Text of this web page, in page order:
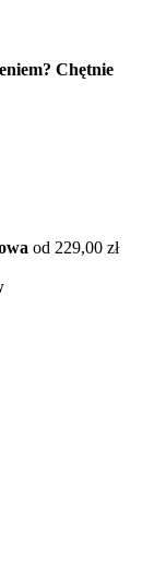
Chętnie
od 229,00 zł